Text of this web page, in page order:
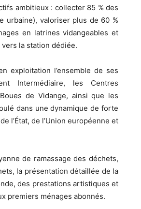
ambitieux : collecter 85 % des
urbaine), valoriser plus de 60 %
en latrines vidangeables et
la station dédiée.
exploitation l’ensemble de ses
Intermédiaire, les Centres
de Vidange, ainsi que les
dans une dynamique de forte
l’État, de l’Union européenne et
de ramassage des déchets,
la présentation détaillée de la
des prestations artistiques et
premiers ménages abonnés.